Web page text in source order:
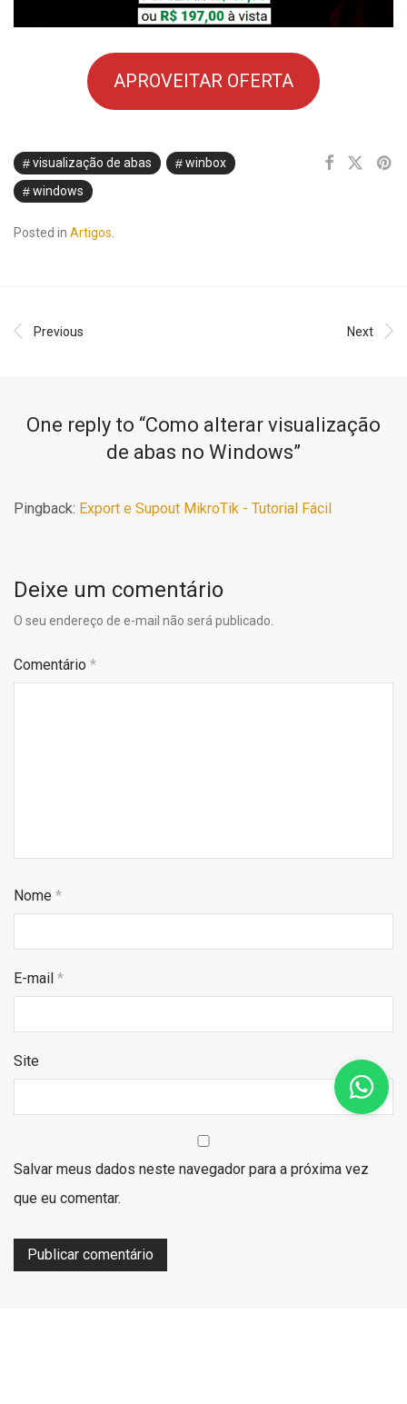
APROVEITAR OFERTA
visualização de abas
winbox
windows
Posted in Artigos.
Previous Next
One reply to “Como alterar visualização
de abas no Windows”
Pingback: Export e Supout MikroTik - Tutorial Fácil
Deixe um comentário
O seu endereço de e-mail não será publicado.
Comentário *
Nome *
E-mail *
Site
Salvar meus dados neste navegador para a próxima vez
que eu comentar.